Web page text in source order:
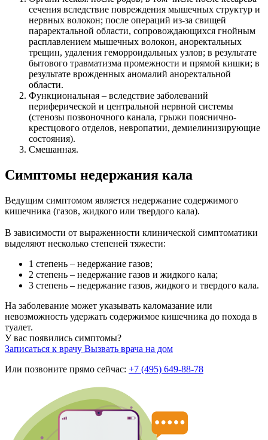
сечения вследствие повреждения мышечных структур и
нервных волокон; после операций из-за свищей
параректальной области, сопровождающихся гнойным
расплавлением мышечных волокон, аноректальных
трещин, удаления геморроидальных узлов; в результате
бытового травматизма промежности и прямой кишки; в
результате врожденных аномалий аноректальной
области.
Функциональная – вследствие заболеваний
периферической и центральной нервной системы
(стенозы позвоночного канала, грыжи пояснично-
крестцового отделов, невропатии, демиелинизирующие
состояния).
Смешанная.
Симптомы недержания кала
Ведущим симптомом является недержание содержимого
кишечника (газов, жидкого или твердого кала).
В зависимости от выраженности клинической симптоматики
выделяют несколько степеней тяжести:
1 степень – недержание газов;
2 степень – недержание газов и жидкого кала;
3 степень – недержание газов, жидкого и твердого кала.
На заболевание может указывать каломазание или
невозможность удержать содержимое кишечника до похода в
туалет.
У вас появились симптомы?
Записаться к врачу Вызвать врача на дом
Или позвоните прямо сейчас: +7 (495) 649-88-78